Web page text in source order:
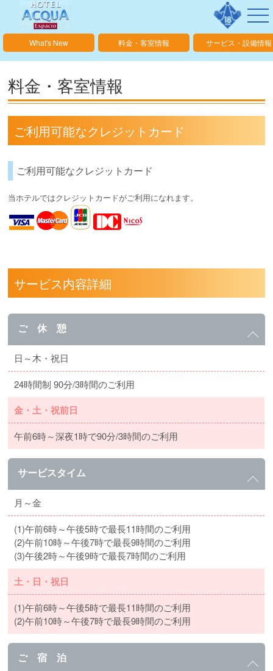
What's New 料金・客室情報 サービス・設備情報
料金・客室情報
ご利用可能なクレジットカード
ご利用可能なクレジットカード
当ホテルではクレジットカードがご利用になれます。
サービス内容詳細
ご 休 憩
日～木・祝日
24時間制 90分/3時間のご利用
金・土・祝前日
午前6時～深夜1時で90分/3時間のご利用
サービスタイム
月～金
(1)午前6時～午後5時で最長11時間のご利用
(2)午前10時～午後7時で最長9時間のご利用
(3)午後2時～午後9時で最長7時間のご利用
土・日・祝日
(1)午前6時～午後5時で最長11時間のご利用
(2)午前10時～午後7時で最長9時間のご利用
ご 宿 泊